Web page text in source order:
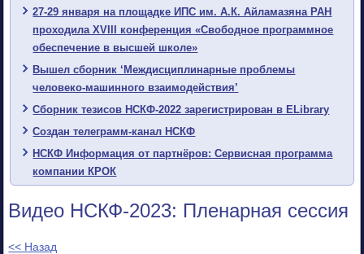
27-29 января на площадке ИПС им. А.К. Айламазяна РАН
проходила XVIII конференция «Свободное программное
обеспечение в высшей школе»
Вышел сборник ‘Междисциплинарные проблемы
человеко-машинного взаимодействия’
Сборник тезисов НСКФ-2022 зарегистрирован в ELibrary
Создан телеграмм-канал НСКФ
НСКФ Информация от партнёров: Сервисная программа
компании КРОК
Видео НСКФ-2023: Пленарная сессия
<< Назад